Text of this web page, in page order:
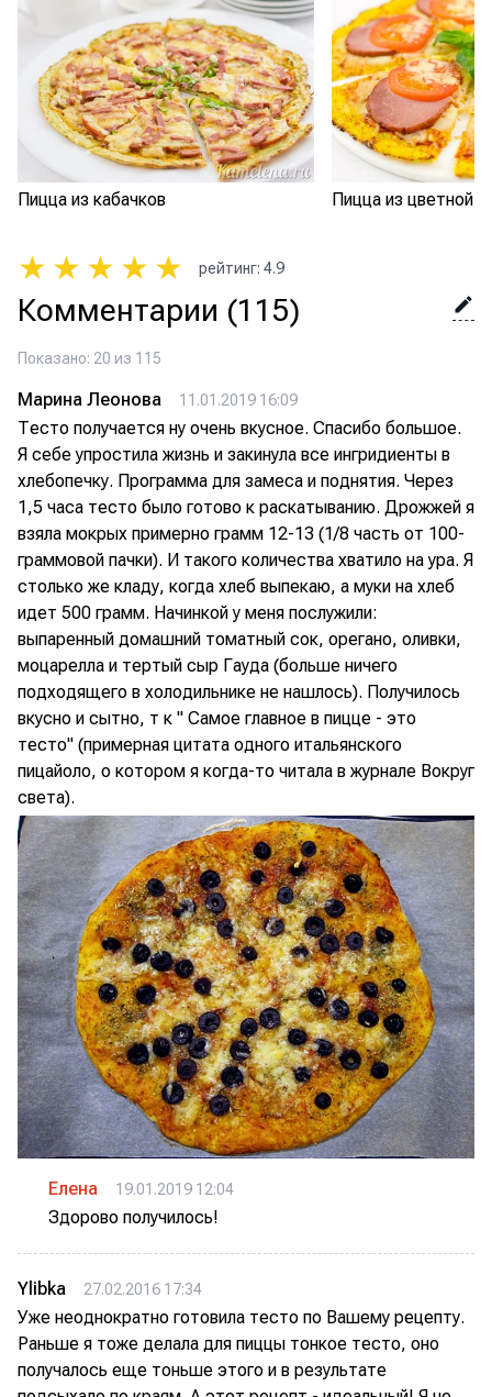
Пицца из кабачков Пицца из цветной
★ ★ ★ ★ ★ рейтинг: 4.9
Комментарии (115)
Показано: 20 из 115
Марина Леонова 11.01.2019 16:09
Тесто получается ну очень вкусное. Спасибо большое.
Я себе упростила жизнь и закинула все ингридиенты в
хлебопечку. Программа для замеса и поднятия. Через
1,5 часа тесто было готово к раскатыванию. Дрожжей я
взяла мокрых примерно грамм 12-13 (1/8 часть от 100-
граммовой пачки). И такого количества хватило на ура. Я
столько же кладу, когда хлеб выпекаю, а муки на хлеб
идет 500 грамм. Начинкой у меня послужили:
выпаренный домашний томатный сок, орегано, оливки,
моцарелла и тертый сыр Гауда (больше ничего
подходящего в холодильнике не нашлось). Получилось
вкусно и сытно, т к " Самое главное в пицце - это
тесто" (примерная цитата одного итальянского
пицайоло, о котором я когда-то читала в журнале Вокруг
света).
Елена 19.01.2019 12:04
Здорово получилось!
Ylibka 27.02.2016 17:34
Уже неоднократно готовила тесто по Вашему рецепту.
Раньше я тоже делала для пиццы тонкое тесто, оно
получалось еще тоньше этого и в результате